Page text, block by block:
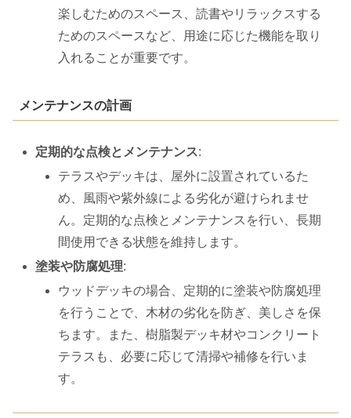
楽しむためのスペース、読書やリラックスする
ためのスペースなど、用途に応じた機能を取り
入れることが重要です。
メンテナンスの計画
定期的な点検とメンテナンス:
テラスやデッキは、屋外に設置されているた
め、風雨や紫外線による劣化が避けられませ
ん。定期的な点検とメンテナンスを行い、長期
間使用できる状態を維持します。
塗装や防腐処理:
ウッドデッキの場合、定期的に塗装や防腐処理
を行うことで、木材の劣化を防ぎ、美しさを保
ちます。また、樹脂製デッキ材やコンクリート
テラスも、必要に応じて清掃や補修を行いま
す。